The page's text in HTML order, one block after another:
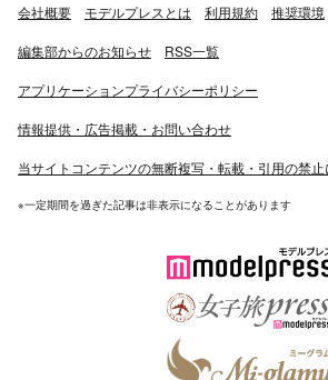
会社概要 モデルプレスとは 利用規約 推奨環境
編集部からのお知らせ RSS一覧
アプリケーションプライバシーポリシー
情報提供・広告掲載・お問い合わせ
当サイトコンテンツの無断複写・転載・引用の禁止
※一定期間を過ぎた記事は非表示になることがあります